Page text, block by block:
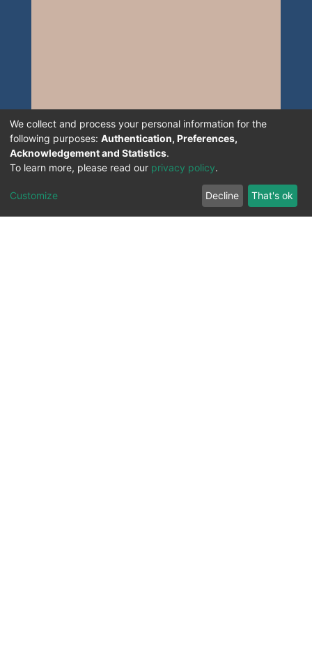
We collect and process your personal information for the
following purposes: Authentication, Preferences,
Acknowledgement and Statistics.
To learn more, please read our privacy policy.
Customize Decline That's ok